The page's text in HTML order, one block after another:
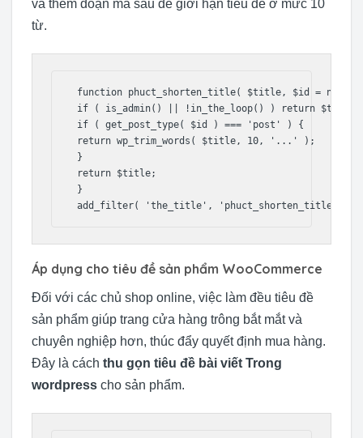
và thêm đoạn mã sau để giới hạn tiêu đề ở mức 10
từ.
function phuct_shorten_title( $title, $id = null
if ( is_admin() || !in_the_loop() ) return $title;
if ( get_post_type( $id ) === 'post' ) {
return wp_trim_words( $title, 10, '...' );
}
return $title;
}
add_filter( 'the_title', 'phuct_shorten_title',
Áp dụng cho tiêu đề sản phẩm WooCommerce
Đối với các chủ shop online, việc làm đều tiêu đề
sản phẩm giúp trang cửa hàng trông bắt mắt và
chuyên nghiệp hơn, thúc đẩy quyết định mua hàng.
Đây là cách thu gọn tiêu đề bài viết Trong
wordpress cho sản phẩm.